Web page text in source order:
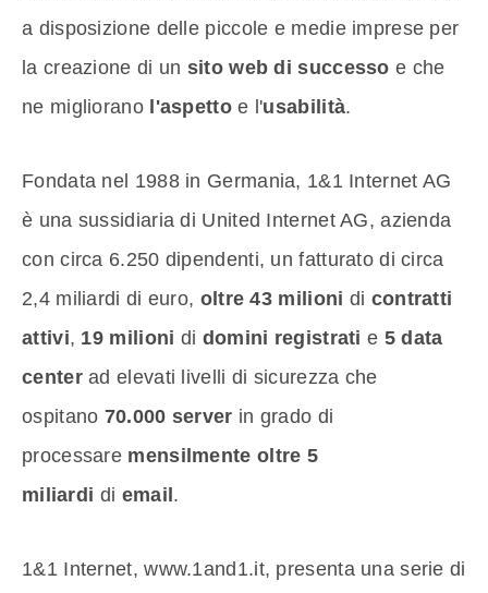
a disposizione delle piccole e medie imprese per
la creazione di un sito web di successo e che
ne migliorano l'aspettoe l'usabilità.
Fondata nel 1988 in Germania, 1&1 Internet AG
è una sussidiaria di United Internet AG, azienda
con circa 6.250 dipendenti, un fatturato di circa
2,4 miliardi di euro, oltre 43 milioni di contratti
attivi, 19 milioni di domini registrati e 5 data
centerad elevati livelli di sicurezza che
ospitano 70.000 server in grado di
processare mensilmente oltre 5
miliardi di email.
1&1 Internet, www.1and1.it, presenta una serie di